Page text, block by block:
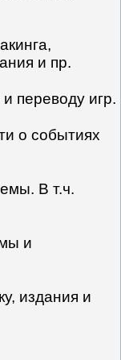
и пр.
переводу игр.
о событиях
В т.ч.
и
издания и